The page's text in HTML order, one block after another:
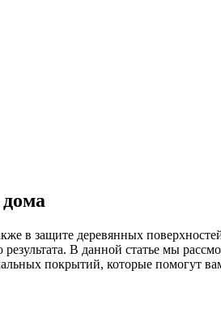
в защите деревянных
В данной статье мы
покрытий, которые помогут